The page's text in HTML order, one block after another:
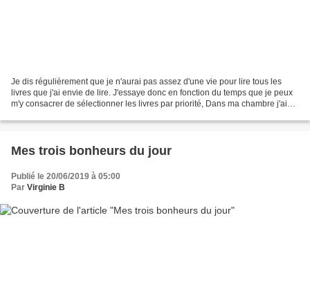
Je dis régulièrement que je n'aurai pas assez d'une vie pour lire tous les
livres que j'ai envie de lire. J'essaye donc en fonction du temps que je peux
m'y consacrer de sélectionner les livres par priorité, Dans ma chambre j'ai
Mes trois bonheurs du jour
Publié le 20/06/2019 à 05:00
Par Virginie B